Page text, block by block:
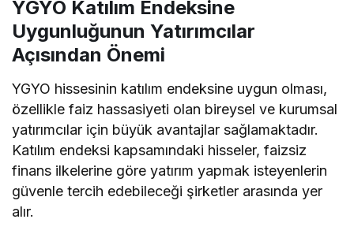
YGYO Katılım Endeksine
Uygunluğunun Yatırımcılar
Açısından Önemi
YGYO hissesinin katılım endeksine uygun olması,
özellikle faiz hassasiyeti olan bireysel ve kurumsal
yatırımcılar için büyük avantajlar sağlamaktadır.
Katılım endeksi kapsamındaki hisseler, faizsiz
finans ilkelerine göre yatırım yapmak isteyenlerin
güvenle tercih edebileceği şirketler arasında yer
alır.